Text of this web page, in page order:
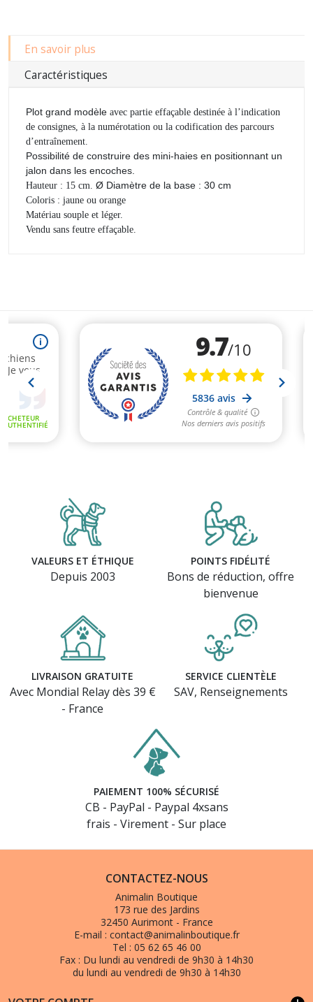
En savoir plus
Caractéristiques
Plot grand modèle avec partie effaçable destinée à l’indication
de consignes, à la numérotation ou la codification des parcours
d’entraînement.
Possibilité de construire des mini-haies en positionnant un
jalon dans les encoches.
Hauteur : 15 cm. Ø Diamètre de la base : 30 cm
Coloris : jaune ou orange
Matériau souple et léger.
Vendu sans feutre effaçable.
VALEURS ET ÉTHIQUE
Depuis 2003
POINTS FIDÉLITÉ
Bons de réduction, offre
bienvenue
LIVRAISON GRATUITE
Avec Mondial Relay dès 39 €
- France
SERVICE CLIENTÈLE
SAV, Renseignements
PAIEMENT 100% SÉCURISÉ
CB - PayPal - Paypal 4xsans
frais - Virement - Sur place
CONTACTEZ-NOUS
Animalin Boutique
173 rue des Jardins
32450 Aurimont - France
E-mail : contact@animalinboutique.fr
Tel : 05 62 65 46 00
Fax : Du lundi au vendredi de 9h30 à 14h30
du lundi au vendredi de 9h30 à 14h30